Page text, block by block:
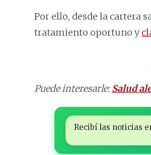
Por ello, desde la cartera
tratamiento oportuno y
Puede interesarle:Salud
Recibí las noticias